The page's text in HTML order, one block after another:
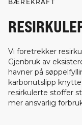
BÆREKRAFT
Vi foretrekker
Gjenbruk av
havner på
karbonutslipp
resirkulerte stoffer
mer ansvarlig